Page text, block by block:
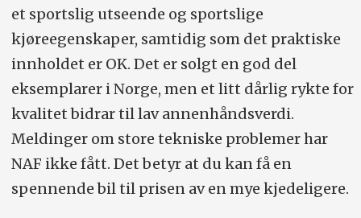
et sportslig utseende og sportslige
kjøreegenskaper, samtidig som det praktiske
innholdet er OK. Det er solgt en god del
eksemplarer i Norge, men et litt dårlig rykte for
kvalitet bidrar til lav annenhåndsverdi.
Meldinger om store tekniske problemer har
NAF ikke fått. Det betyr at du kan få en
spennende bil til prisen av en mye kjedeligere.